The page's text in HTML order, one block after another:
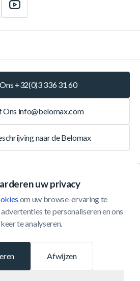
uw privacy
om uw browse-ervaring te
te personaliseren en ons
te analyseren.
Afwijzen
+32(0)3 336 31 60
Ons info@belomax.com
naar de Belomax